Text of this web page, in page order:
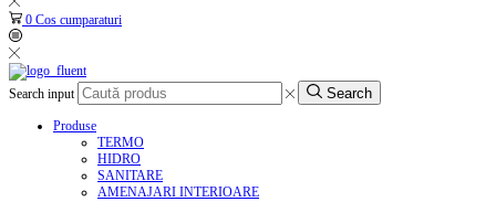
0 Cos cumparaturi
Search input Search
Produse
TERMO
HIDRO
SANITARE
AMENAJARI INTERIOARE